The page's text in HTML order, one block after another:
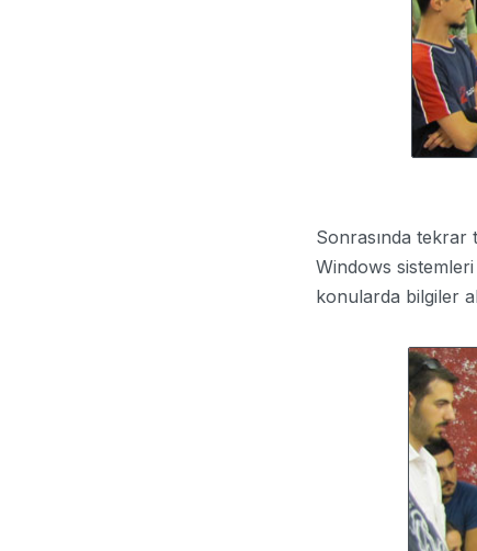
Sonrasında tekrar
Windows
konularda bilgiler